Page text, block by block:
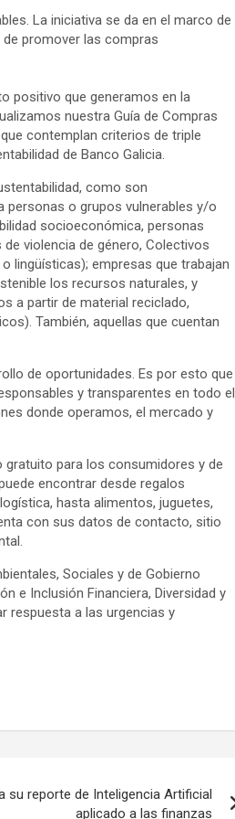
La iniciativa se da en el marco de
promover las compras
positivo que generamos en la
nuestra Guía de Compras
contemplan criterios de triple
de Banco Galicia.
como son
personas o grupos vulnerables y/o
socioeconómica, personas
violencia de género, Colectivos
lingüísticas); empresas que trabajan
los recursos naturales, y
a partir de material reciclado,
También, aquellas que cuentan
de oportunidades. Es por esto que
y transparentes en todo el
donde operamos, el mercado y
gratuito para los consumidores y de
encontrar desde regalos
hasta alimentos, juguetes,
con sus datos de contacto, sitio
Sociales y de Gobierno
e Inclusión Financiera, Diversidad y
respuesta a las urgencias y
su reporte de Inteligencia Artificial
aplicado a las finanzas